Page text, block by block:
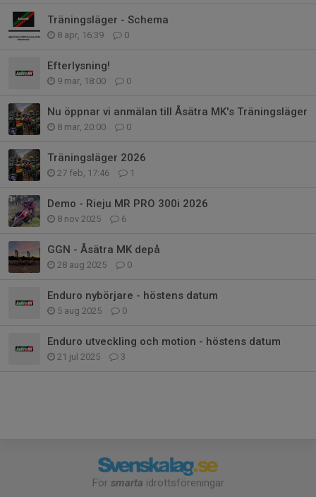
Träningsläger - Schema
8 apr, 16:39 0
Efterlysning!
9 mar, 18:00 0
Nu öppnar vi anmälan till Åsätra MK's Träningsläger
8 mar, 20:00 0
Träningsläger 2026
27 feb, 17:46 1
Demo - Rieju MR PRO 300i 2026
8 nov 2025 6
GGN - Åsätra MK depå
28 aug 2025 0
Enduro nybörjare - höstens datum
5 aug 2025 0
Enduro utveckling och motion - höstens datum
21 jul 2025 3
För smarta idrottsföreningar